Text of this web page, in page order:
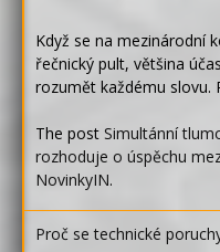
Když se na mezinárodní
řečnický pult, většina
rozumět každému
The post Simultánní
rozhoduje o úspěchu
NovinkyIN.
Proč se technické